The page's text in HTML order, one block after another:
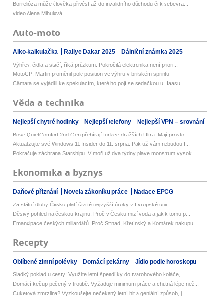
Borrelióza může člověka přivést až do invalidního důchodu či k sebevra...
video Alena Mihulová
Auto-moto
Alko-kalkulačka Rallye Dakar 2025 Dálniční známka 2025
Výhřev, čidla a stačí, říká průzkum. Pokročilá elektronika není priori...
MotoGP: Martin proměnil pole position ve výhru v britském sprintu
Câmara se vyjádřil ke spekulacím, které ho pojí se sedačkou u Haasu
Věda a technika
Nejlepší chytré hodinky Nejlepší telefony Nejlepší VPN – srovnání
Bose QuietComfort 2nd Gen přebírají funkce dražších Ultra. Mají prosto...
Aktualizujte své Windows 11 Insider do 11. srpna. Pak už vám nebudou f...
Pokračuje záchrana Starshipu. V moři už dva týdny plave monstrum vysok...
Ekonomika a byznys
Daňové přiznání Novela zákoníku práce Nadace EPCG
Za státní dluhy Česko platí čtvrté nejvyšší úroky v Evropské unii
Děsivý pohled na českou krajinu. Proč v Česku mizí voda a jak k tomu p...
Emancipace českých miliardářů. Proč Strnad, Křetínský a Komárek nakupu...
Recepty
Oblíbené zimní polévky Domácí pekárny Jídlo podle horoskopu
Sladký poklad u cesty: Využijte letní špendlíky do tvarohového koláče,...
Domácí kečup pečený v troubě: Vyžaduje minimum práce a chutná lépe než...
Cuketová zmrzlina? Vyzkoušejte nečekaný letní hit a geniální způsob, j...